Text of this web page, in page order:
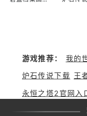
游戏推荐： 我的
炉石传说下载 王
永恒之塔2官网入